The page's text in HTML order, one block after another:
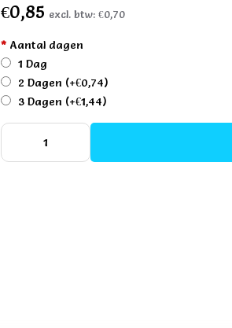
€0,85 excl. btw:€0,70
* Aantal dagen
1 Dag
2 Dagen (+€0,74)
3 Dagen (+€1,44)